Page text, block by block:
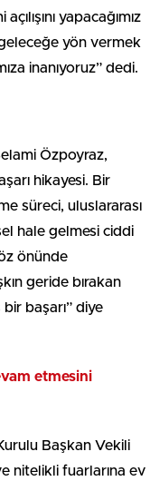
yapacağımız
yön vermek
inanıyoruz” dedi.
Özpoyraz,
hikayesi. Bir
süreci, uluslararası
hale gelmesi ciddi
önünde
geride bırakan
başarı” diye
etmesini
Başkan Vekili
nitelikli fuarlarına ev